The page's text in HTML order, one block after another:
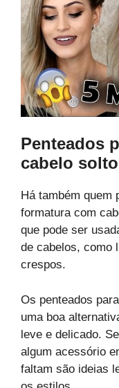
Penteados
cabelo solto
Há também quem
formatura com
que pode ser
de cabelos, como
crespos.
Os penteados
uma boa
leve e delicado.
algum acessório
faltam são ideias